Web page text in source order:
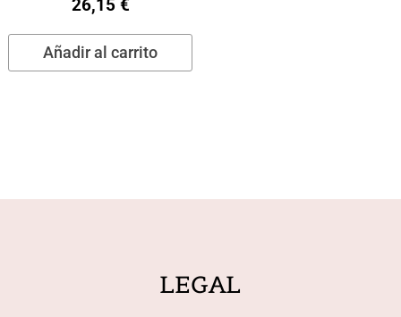
26,15 €
Añadir al carrito
LEGAL